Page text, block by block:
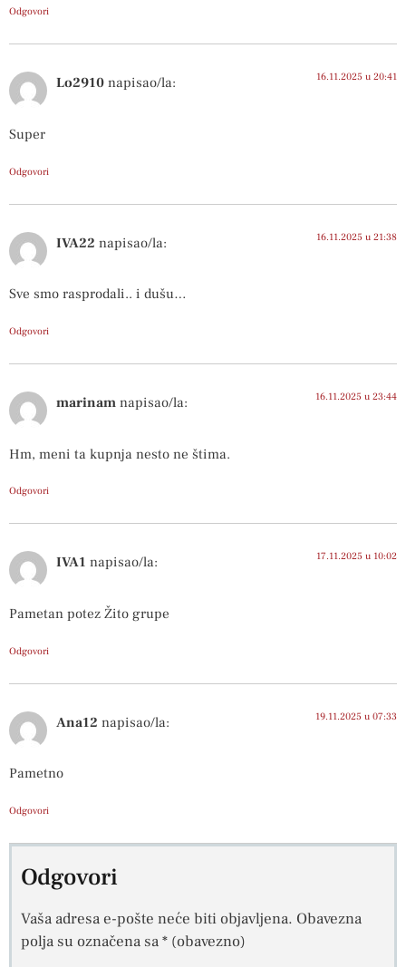
Odgovori
Lo2910 napisao/la: 16.11.2025 u 20:41
Super
Odgovori
IVA22 napisao/la: 16.11.2025 u 21:38
Sve smo rasprodali.. i dušu…
Odgovori
marinam napisao/la: 16.11.2025 u 23:44
Hm, meni ta kupnja nesto ne štima.
Odgovori
IVA1 napisao/la: 17.11.2025 u 10:02
Pametan potez Žito grupe
Odgovori
Ana12 napisao/la: 19.11.2025 u 07:33
Pametno
Odgovori
Odgovori
Vaša adresa e-pošte neće biti objavljena. Obavezna
polja su označena sa* (obavezno)